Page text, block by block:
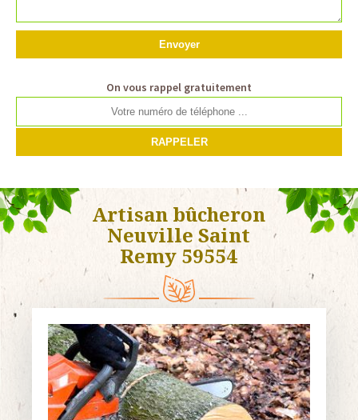
On vous rappel gratuitement
Artisan bûcheron
Neuville Saint
Remy 59554